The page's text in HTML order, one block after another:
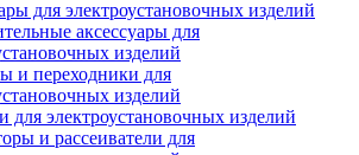
для электроустановочных изделий
аксессуары для
изделий
и переходники для
изделий
для электроустановочных изделий
и рассеиватели для